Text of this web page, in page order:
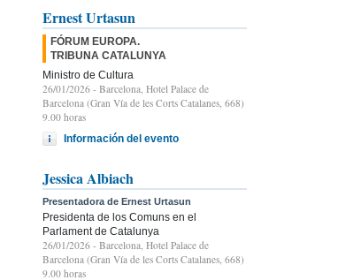
Ernest Urtasun
FÓRUM EUROPA.
TRIBUNA CATALUNYA
Ministro de Cultura
26/01/2026 - Barcelona, Hotel Palace de
Barcelona (Gran Vía de les Corts Catalanes, 668)
9.00 horas
Información del evento
Jessica Albiach
Presentadora de Ernest Urtasun
Presidenta de los Comuns en el
Parlament de Catalunya
26/01/2026 - Barcelona, Hotel Palace de
Barcelona (Gran Vía de les Corts Catalanes, 668)
9.00 horas